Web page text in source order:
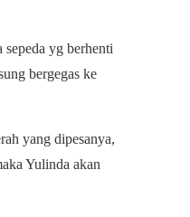
yg berhenti
bergegas ke
yang dipesanya,
Yulinda akan